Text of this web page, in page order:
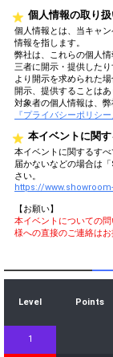
個人情報の取り
個人情報とは、当キャ
情報を指します。
弊社は、これらの個人
三者に開示・提供した
より開示を求められた
開示、提供することはあ
対象者の個人情報は、
『プライバシーポリシー
本イベントに関
本イベントに関するす
届かないなどの場合は
さい。
https://
【お願い】
本イベントについての
様への直接のご連絡はお
Level Points
1